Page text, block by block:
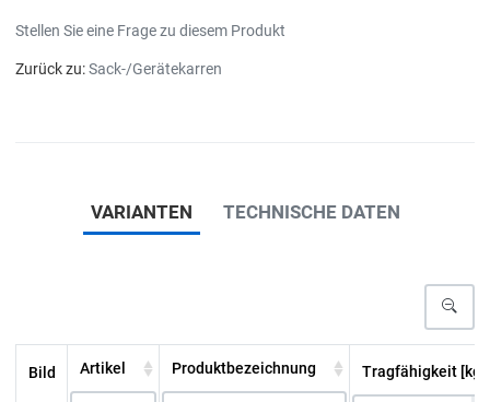
Stellen Sie eine Frage zu diesem Produkt
Zurück zu:Sack-/Gerätekarren
VARIANTEN TECHNISCHE DATEN
Bild Artikel Produktbezeichnung Tragfähigkeit [kg]